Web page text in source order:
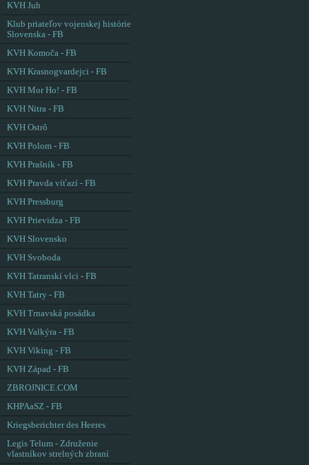
KVH Juh
Klub priateľov vojenskej histórie
Slovenska - FB
KVH Komoča - FB
KVH Krasnogvardejci - FB
KVH Mor Ho! - FB
KVH Nitra - FB
KVH Ostrô
KVH Polom - FB
KVH Prašník - FB
KVH Pravda víťazí - FB
KVH Pressburg
KVH Prievidza - FB
KVH Slovensko
KVH Svoboda
KVH Tatranskí vlci - FB
KVH Tatry - FB
KVH Trnavská posádka
KVH Valkýra - FB
KVH Viking - FB
KVH Západ - FB
ZBROJNICE.COM
KHPAaSZ - FB
Kriegsberichter des Heeres
Legis Telum - Združenie
vlastníkov strelných zbraní